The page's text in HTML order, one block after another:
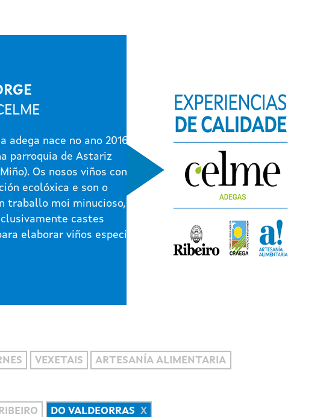
adega nace no ano 2016 na
parroquia de Astariz
Os nosos viños contan
ecolóxica e son o
traballo moi minucioso,
castes
elaborar viños especiais
VEXETAIS
ARTESANÍA ALIMENTARIA
DO VALDEORRAS